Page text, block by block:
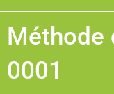
Méthode
0001